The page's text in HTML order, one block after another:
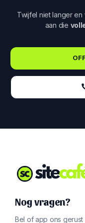
Twijfel niet langer
aan die
Nog vragen?
Bel of app ons